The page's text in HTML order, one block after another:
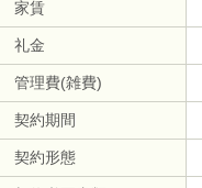
家賃
礼金
管理費(雑費)
契約期間
契約形態